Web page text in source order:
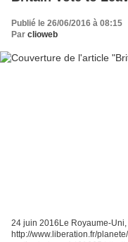
Publié le 26/06/2016 à 08:15
Par clioweb
24 juin 2016Le Royaume-
http://www.liberation.fr/